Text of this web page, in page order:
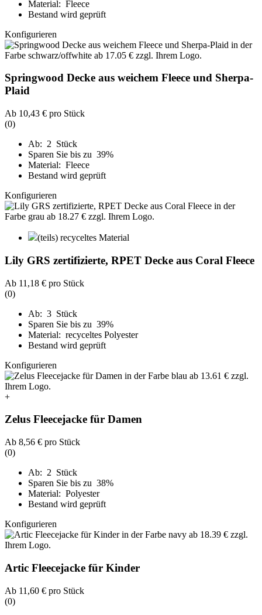
Material: Fleece
Bestand wird geprüft
Konfigurieren
Springwood Decke aus weichem Fleece und Sherpa-
Plaid
Ab 10,43 € pro Stück
(0)
Ab: 2 Stück
Sparen Sie bis zu 39%
Material: Fleece
Bestand wird geprüft
Konfigurieren
(teils) recyceltes Material
Lily GRS zertifizierte, RPET Decke aus Coral Fleece
Ab 11,18 € pro Stück
(0)
Ab: 3 Stück
Sparen Sie bis zu 39%
Material: recyceltes Polyester
Bestand wird geprüft
Konfigurieren
+
Zelus Fleecejacke für Damen
Ab 8,56 € pro Stück
(0)
Ab: 2 Stück
Sparen Sie bis zu 38%
Material: Polyester
Bestand wird geprüft
Konfigurieren
Artic Fleecejacke für Kinder
Ab 11,60 € pro Stück
(0)